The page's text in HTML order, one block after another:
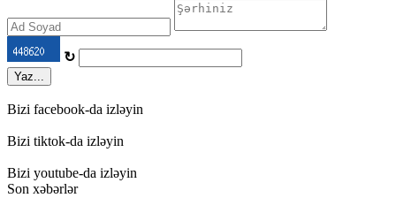
↻
Yaz...
Bizi facebook-da izləyin
Bizi tiktok-da izləyin
Bizi youtube-da izləyin
Son xəbərlər